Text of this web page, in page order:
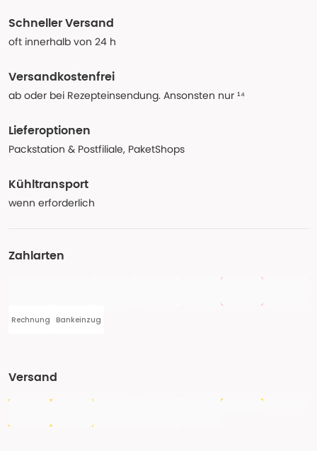
Schneller Versand
oft innerhalb von 24 h
Versandkostenfrei
ab oder bei Rezepteinsendung. Ansonsten nur ¹⁴
Lieferoptionen
Packstation & Postfiliale, PaketShops
Kühltransport
wenn erforderlich
Zahlarten
Rechnung Bankeinzug
Versand